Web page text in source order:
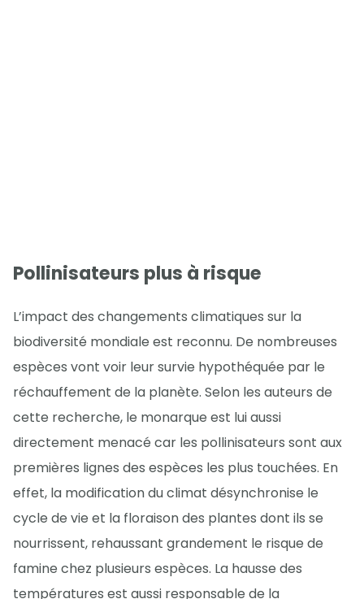
Pollinisateurs plus à risque
L’impact des changements climatiques sur la
biodiversité mondiale est reconnu. De nombreuses
espèces vont voir leur survie hypothéquée par le
réchauffement de la planète. Selon les auteurs de
cette recherche, le monarque est lui aussi
directement menacé car les pollinisateurs sont aux
premières lignes des espèces les plus touchées. En
effet, la modification du climat désynchronise le
cycle de vie et la floraison des plantes dont ils se
nourrissent, rehaussant grandement le risque de
famine chez plusieurs espèces. La hausse des
températures est aussi responsable de la